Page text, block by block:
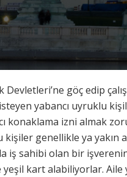
göç edip
yabancı uyruklu
konaklama izni almak
kişiler genellikle ya yakın
iş sahibi olan bir
kart alabiliyorlar. Aile